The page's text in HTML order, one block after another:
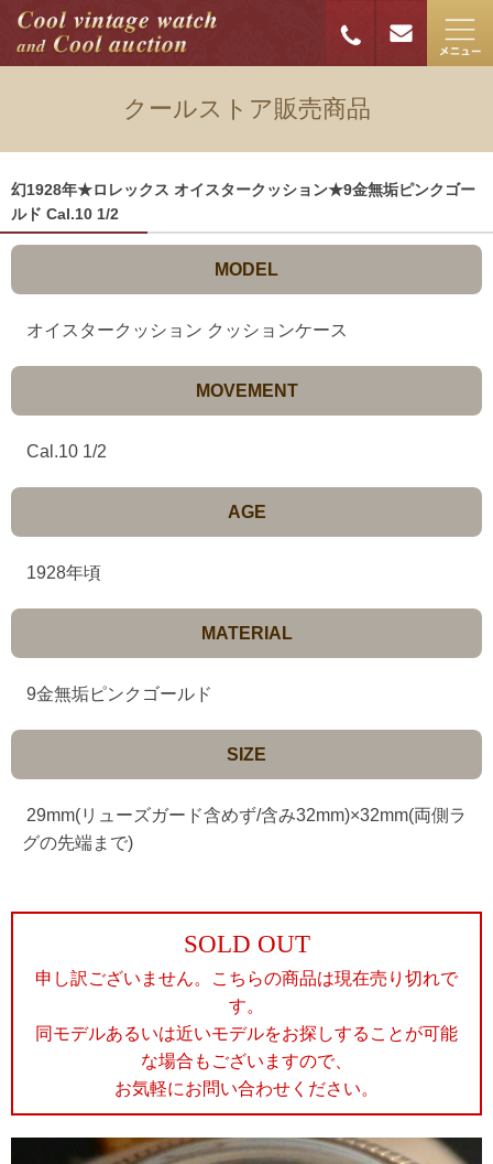
クールストア販売商品
幻1928年★ロレックス オイスタークッション★9金無垢ピンクゴー
ルド Cal.10 1/2
MODEL
オイスタークッション クッションケース
MOVEMENT
Cal.10 1/2
AGE
1928年頃
MATERIAL
9金無垢ピンクゴールド
SIZE
29mm(リューズガード含めず/含み32mm)×32mm(両側ラ
グの先端まで)
SOLD OUT
申し訳ございません。こちらの商品は現在売り切れで
す。
同モデルあるいは近いモデルをお探しすることが可能
な場合もございますので、
お気軽にお問い合わせください。